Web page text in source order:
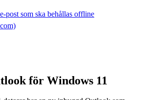
post som ska behållas offline
för Windows 11